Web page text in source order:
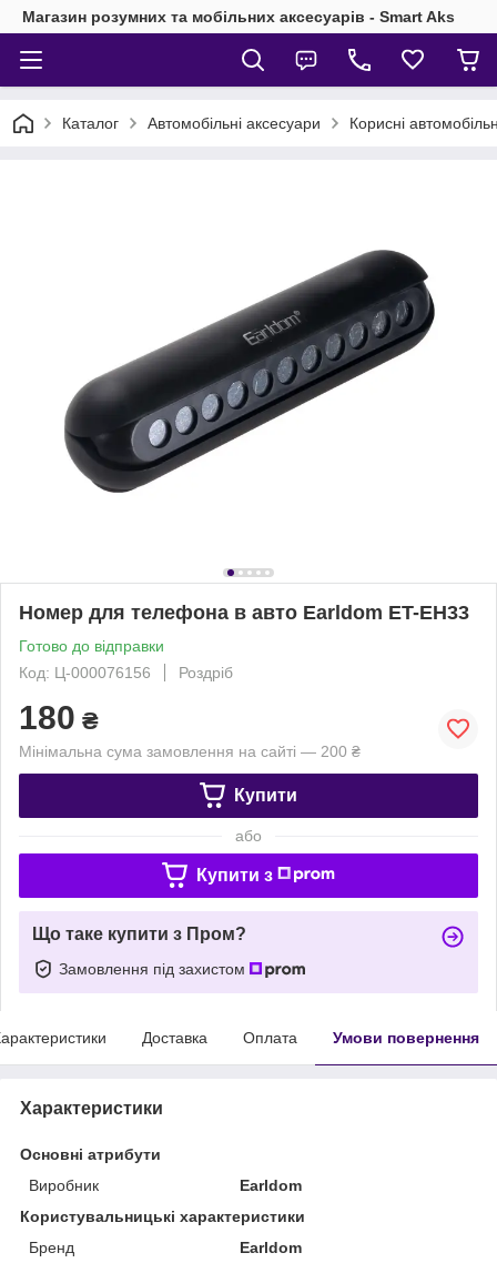
Магазин розумних та мобільних аксесуарів - Smart Aks
Каталог Автомобільні аксесуари Корисні
Номер для телефона в авто Earldom ET-EH33
Готово до відправки
Код: Ц-000076156
Роздріб
180 ₴
Мінімальна сума замовлення на сайті — 200 ₴
Купити
або
Купити з
Що таке купити з Пром?
Замовлення під захистом
Доставка Оплата Умови повернення
Характеристики
Основні атрибути
Виробник
Earldom
Користувальницькі характеристики
Бренд
Earldom